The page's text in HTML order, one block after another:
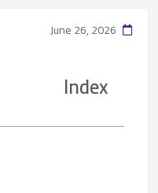
Index